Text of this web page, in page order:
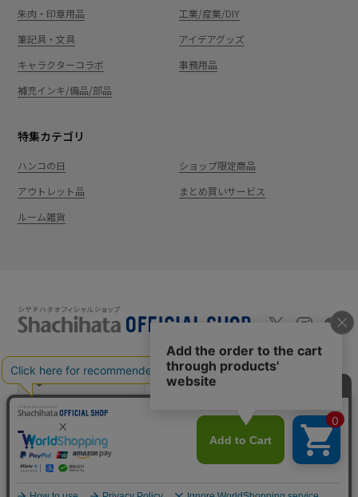
朱肉・印章用品
工業/産業/DIY
筆記具・文具
アイデアグッズ
キャラクターコラボ
事務用品
補充インキ/備品/部品
特集カテゴリ
ハンコの日
ショップ限定商品
アウトレット品
まとめ買いサービス
ルーム雑貨
新規会員登録 カート
ショッピングガイド よくあるご質問
会社案内
特定商取引法に基
づく表記
プライバシーポ
リシー
規約
Shachi-maga(シ
Monet
(モネ)